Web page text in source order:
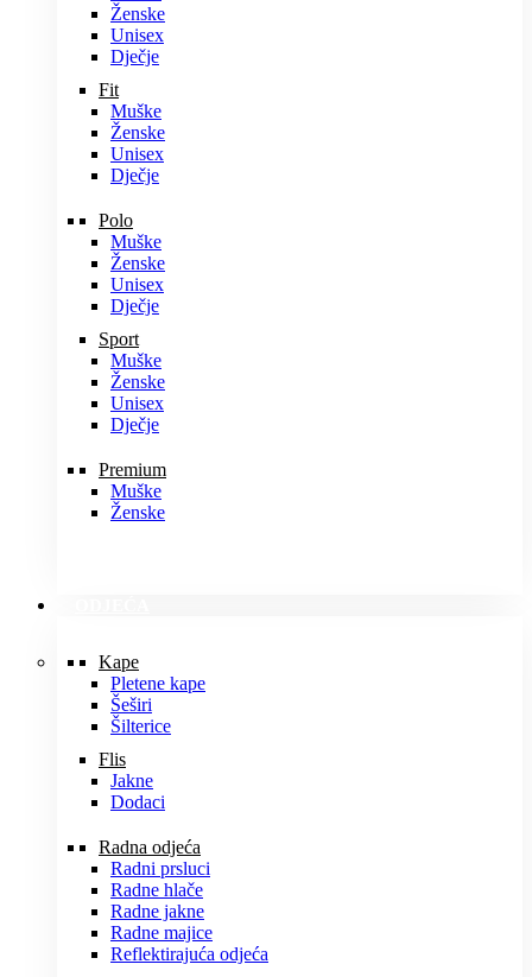
Ženske
Unisex
Dječje
Fit
Muške
Ženske
Unisex
Dječje
Polo
Muške
Ženske
Unisex
Dječje
Sport
Muške
Ženske
Unisex
Dječje
Premium
Muške
Ženske
Kape
Pletene kape
Šeširi
Šilterice
Flis
Jakne
Dodaci
Radna odjeća
Radni prsluci
Radne hlače
Radne jakne
Radne majice
Reflektirajuća odjeća